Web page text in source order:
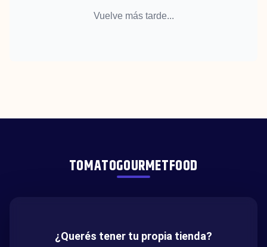
Vuelve más tarde...
TOMATOGOURMETFOOD
¿Querés tener tu propia tienda?